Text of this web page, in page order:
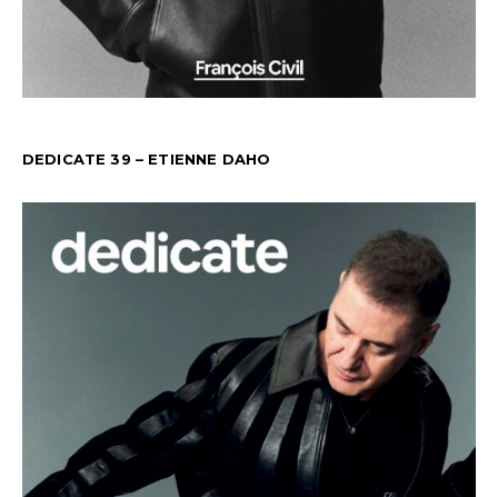
DEDICATE 39 – ETIENNE DAHO